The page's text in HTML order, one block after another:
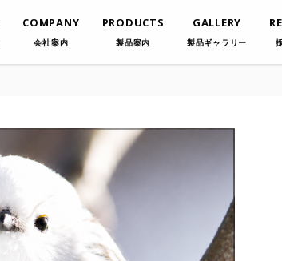
COMPANY
会社案内
PRODUCTS
製品案内
GALLERY
製品ギャラリー